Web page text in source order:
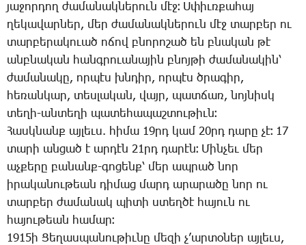
յա­ջոր­դող ժա­մա­նակ­նե­րուն մէջ։ Ս­փիւռ­քա­հայ
ղե­կա­վար­ներ, մեր ժա­մա­նակ­նե­րուն մէջ տար­բեր ու
տար­բե­րա­կո­ւած ո­ճով բնո­րո­շած են բնա­կան թէ
անբ­նա­կան հանգ­րո­ւա­նա­յին բնոյ­թի ժա­մա­նա­կին՝
ժա­մա­նա­կը, որ­պէս խնդիր, որ­պէս ծրա­գիր,
հե­ռան­կար, տես­լա­կան, վայր, պատ­ճառ, նոյ­նիսկ
տե­ղի-ան­տե­ղի պա­տե­հա­պաշ­տու­թիւն։
­Հասկ­նանք այ­լեւս. հի­մա 19րդ ­կամ 20րդ ­դա­րը չէ։ 17
տա­րի ան­ցած է ար­դէն 21րդ ­դա­րէն։ ­Մին­չեւ մեր
աչ­քե­րը բա­նանք-գո­ցենք՝ մեր ապ­րած նոր
ի­րա­կա­նու­թեան դի­մաց մարդ ա­րա­րա­ծը նոր ու
տար­բեր ժա­մա­նակ պի­տի ստեղ­ծէ հա­յուն ու
հա­յու­թեան հա­մար։
1915ի ­Ցե­ղաս­պա­նու­թիւ­նը մե­զի չ­’ար­տօ­ներ այ­լեւս,